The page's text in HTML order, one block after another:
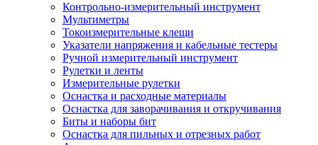
Контрольно-измерительный инструмент
Мультиметры
Токоизмерительные клещи
Указатели напряжения и кабельные тестеры
Ручной измерительный инструмент
Рулетки и ленты
Измерительные рулетки
Оснастка и расходные материалы
Оснастка для заворачивания и откручивания
Биты и наборы бит
Оснастка для пильных и отрезных работ